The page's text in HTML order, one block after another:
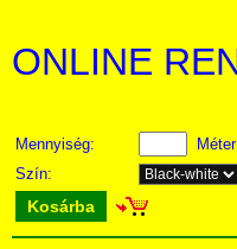
ONLINE
Mennyiség:
Méter
Szín:
Kosárba